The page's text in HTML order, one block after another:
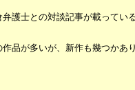
士との対談記事が載ってい
品が多いが、新作も幾つかあり